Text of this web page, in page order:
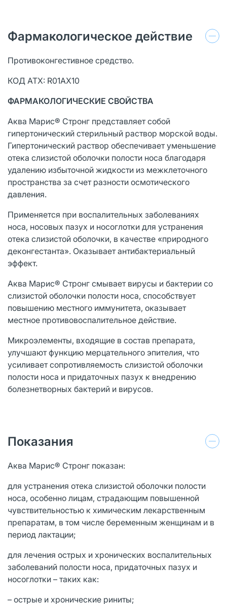
Фармакологическое действие
Противоконгестивное средство.
КОД АТХ: R01АХ10
ФАРМАКОЛОГИЧЕСКИЕ СВОЙСТВА
Аква Марис® Стронг представляет собой
гипертонический стерильный раствор морской воды.
Гипертонический раствор обеспечивает уменьшение
отека слизистой оболочки полости носа благодаря
удалению избыточной жидкости из межклеточного
пространства за счет разности осмотического
давления.
Применяется при воспалительных заболеваниях
носа, носовых пазух и носоглотки для устранения
отека слизистой оболочки, в качестве «природного
деконгестанта». Оказывает антибактериальный
эффект.
Аква Марис® Стронг смывает вирусы и бактерии со
слизистой оболочки полости носа, способствует
повышению местного иммунитета, оказывает
местное противовоспалительное действие.
Микроэлементы, входящие в состав препарата,
улучшают функцию мерцательного эпителия, что
усиливает сопротивляемость слизистой оболочки
полости носа и придаточных пазух к внедрению
болезнетворных бактерий и вирусов.
Показания
Аква Марис® Стронг показан:
для устранения отека слизистой оболочки полости
носа, особенно лицам, страдающим повышенной
чувствительностью к химическим лекарственным
препаратам, в том числе беременным женщинам и в
период лактации;
для лечения острых и хронических воспалительных
заболеваний полости носа, придаточных пазух и
носоглотки – таких как:
– острые и хронические риниты;